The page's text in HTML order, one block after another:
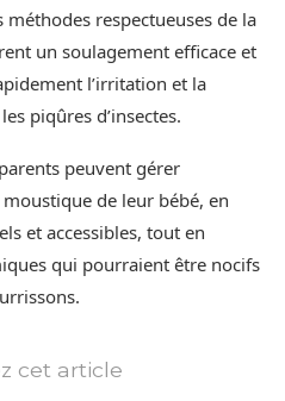
méthodes respectueuses de la
un soulagement efficace et
l’irritation et la
piqûres d’insectes.
peuvent gérer
de leur bébé, en
et accessibles, tout en
qui pourraient être nocifs
cet article